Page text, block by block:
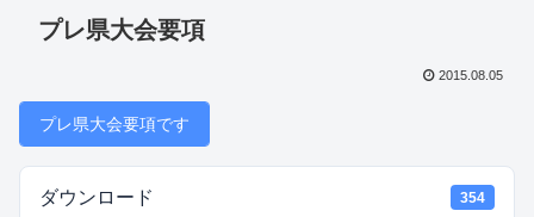
プレ県大会要項
2015.08.05
プレ県大会要項です
ダウンロード 354